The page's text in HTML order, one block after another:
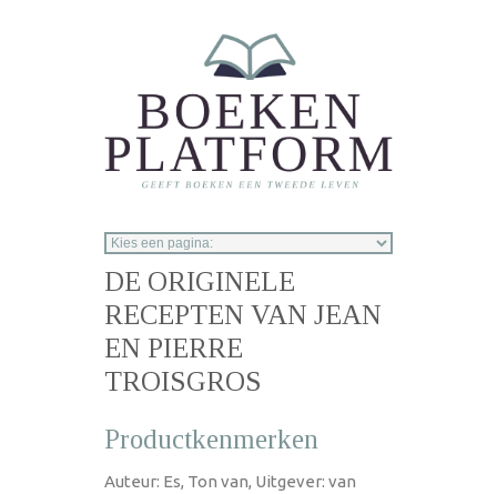
DE ORIGINELE
RECEPTEN VAN JEAN
EN PIERRE
TROISGROS
Productkenmerken
Auteur: Es, Ton van, Uitgever: van